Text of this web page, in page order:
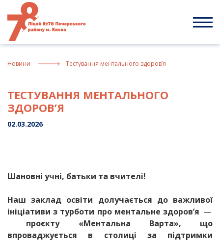
content
Новини Тестування ментального здоров’я
ТЕСТУВАННЯ МЕНТАЛЬНОГО
ЗДОРОВ’Я
02.03.2026
Шановні учні, батьки та вчителі!
Наш заклад освіти долучається до важливої
ініціативи з турботи про ментальне здоров’я —
проєкту «Ментальна Варта», що
впроваджується в столиці за підтримки